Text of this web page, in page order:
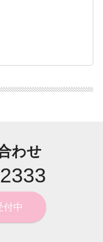
わせ
付中